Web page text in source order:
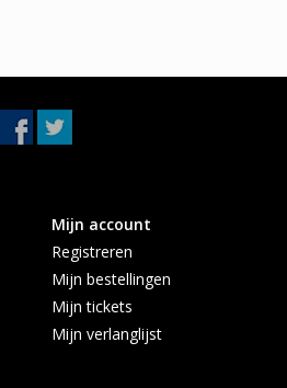
Mijn account
Registreren
Mijn bestellingen
Mijn tickets
Mijn verlanglijst